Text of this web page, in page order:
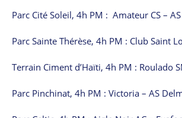
Parc Cité Soleil, 4h PM : Amateur CS –
Parc Sainte Thérèse, 4h PM : Club Saint
Terrain Ciment d’Haïti, 4h PM : Roulado
Parc Pinchinat, 4h PM : Victoria – AS